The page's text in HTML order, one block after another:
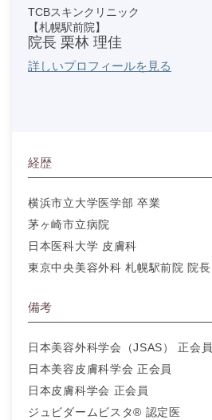
TCBスキンクリニック
【札幌駅前院】
院長 栗林 理佳
詳しいプロフィールを見る
経歴
横浜市立大学医学部 卒業
茅ヶ崎市立病院
日本医科大学 皮膚科
東京中央美容外科 札幌駅前院 院長
備考
日本美容外科学会（JSAS） 正会員
日本美容皮膚科学会 正会員
日本皮膚科学会 正会員
ジュビダームビスタ® 認定医